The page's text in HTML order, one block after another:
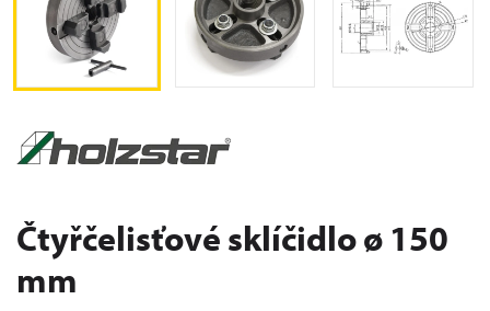
Čtyřčelisťové sklíčidlo ø 150
mm